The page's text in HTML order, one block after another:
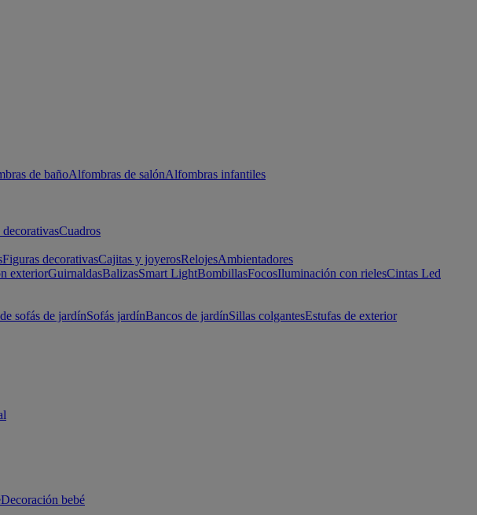
de bañoAlfombras de salónAlfombras infantiles
decorativasCuadros
Figuras decorativasCajitas y joyerosRelojesAmbientadores
exteriorGuirnaldasBalizasSmart LightBombillasFocosIluminación con rielesCintas Led
sofás de jardínSofás jardínBancos de jardínSillas colgantesEstufas de exterior
Decoración bebé